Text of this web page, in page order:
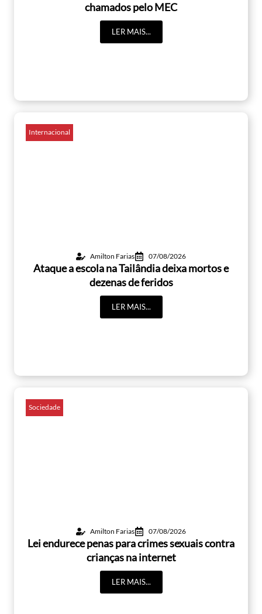
chamados pelo MEC
LER MAIS...
Internacional
Amilton Farias 07/08/2026
Ataque a escola na Tailândia deixa mortos e
dezenas de feridos
LER MAIS...
Sociedade
Amilton Farias 07/08/2026
Lei endurece penas para crimes sexuais contra
crianças na internet
LER MAIS...